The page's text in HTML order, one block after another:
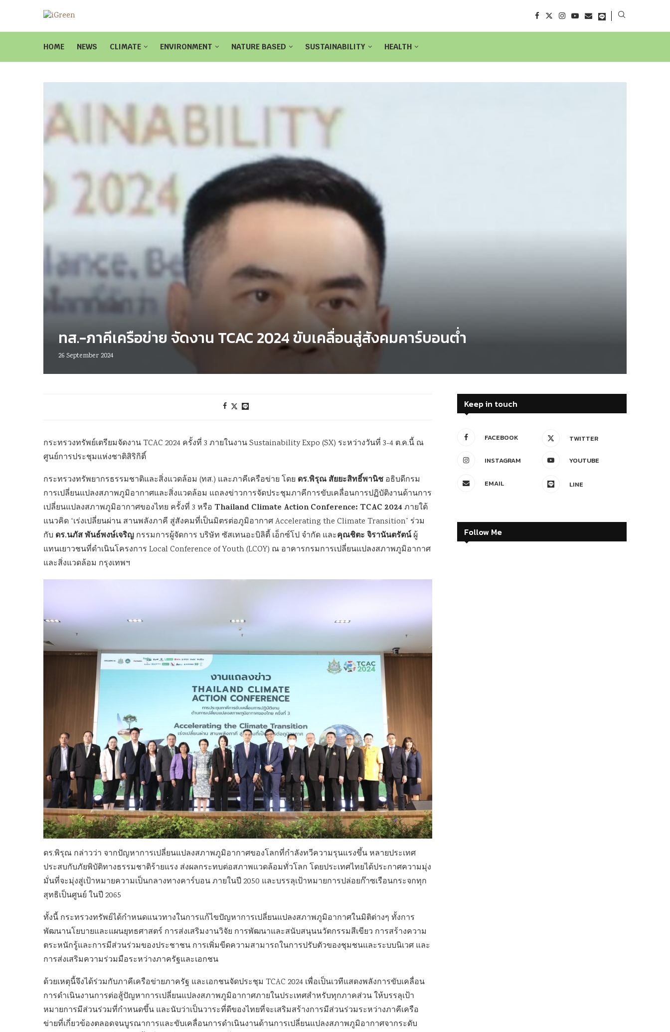
HOME NEWS CLIMATE ENVIRONMENT NATURE BASED SUSTAINABILITY HEALTH
ทส.-ภาคีเครือข่าย จัดงาน TCAC 2024 ขับเคลื่อนสู่สังคมคาร์บอนต่ำ
26 September 2024
กระทรวงทรัพย์เตรียมจัดงาน TCAC 2024 ครั้งที่ 3 ภายในงาน Sustainability Expo (SX) ระหว่างวันที่ 3-4 ต.ค.นี้ ณ
ศูนย์การประชุมแห่งชาติสิริกิติ์
กระทรวงทรัพยากรธรรมชาติและสิ่งแวดล้อม (ทส.) และภาคีเครือข่าย โดย ดร.พิรุณ สัยยะสิทธิ์พานิช อธิบดีกรม
การเปลี่ยนแปลงสภาพภูมิอากาศและสิ่งแวดล้อม แถลงข่าวการจัดประชุมภาคีการขับเคลื่อนการปฏิบัติงานด้านการ
เปลี่ยนแปลงสภาพภูมิอากาศของไทย ครั้งที่ 3 หรือ Thailand Climate Action Conference: TCAC 2024ภายใต้
แนวคิด “เร่งเปลี่ยนผ่าน สานพลังภาคี สู่สังคมที่เป็นมิตรต่อภูมิอากาศ Accelerating the Climate Transition” ร่วม
กับ ดร.นภัส พันธ์พงษ์เจริญ กรรมการผู้จัดการ บริษัท ซัสเทนอะบิลิตี้ เอ็กซ์โป จำกัด และคุณชิตะ จิรานันตรัตน์ผู้
แทนเยาวชนที่ดำเนินโครงการ Local Conference of Youth (LCOY) ณ อาคารกรมการเปลี่ยนแปลงสภาพภูมิอากาศ
และสิ่งแวดล้อม กรุงเทพฯ
ดร.พิรุณ กล่าวว่า จากปัญหาการเปลี่ยนแปลงสภาพภูมิอากาศของโลกที่กำลังทวีความรุนแรงขึ้น หลายประเทศ
ประสบกับภัยพิบัติทางธรรมชาติร้ายแรง ส่งผลกระทบต่อสภาพแวดล้อมทั่วโลก โดยประเทศไทยได้ประกาศความมุ่ง
มั่นที่จะมุ่งสู่เป้าหมายความเป็นกลางทางคาร์บอน ภายในปี 2050 และบรรลุเป้าหมายการปล่อยก๊าซเรือนกระจกทุก
สุทธิเป็นศูนย์ ในปี 2065
ทั้งนี้ กระทรวงทรัพย์ได้กำหนดแนวทางในการแก้ไขปัญหาการเปลี่ยนแปลงสภาพภูมิอากาศในมิติต่างๆ ทั้งการ
พัฒนานโยบายและแผนยุทธศาสตร์ การส่งเสริมงานวิจัย การพัฒนาและสนับสนุนนวัตกรรมสีเขียว การสร้างความ
ตระหนักรู้และการมีส่วนร่วมของประชาชน การเพิ่มขีดความสามารถในการปรับตัวของชุมชนและระบบนิเวศ และ
การส่งเสริมความร่วมมือระหว่างภาครัฐและเอกชน
ด้วยเหตุนี้จึงได้ร่วมกับภาคีเครือข่ายภาครัฐ และเอกชนจัดประชุม TCAC 2024 เพื่อเป็นเวทีแสดงพลังการขับเคลื่อน
การดำเนินงานการต่อสู้ปัญหาการเปลี่ยนแปลงสภาพภูมิอากาศภายในประเทศสำหรับทุกภาคส่วน ให้บรรลุเป้า
หมายการมีส่วนร่วมที่กำหนดขึ้น และนับว่าเป็นวาระที่ดีของไทยที่จะเสริมสร้างการมีส่วนร่วมระหว่างภาคีเครือ
ข่ายที่เกี่ยวข้องตลอดจนบูรณาการและขับเคลื่อนการดำเนินงานด้านการเปลี่ยนแปลงสภาพภูมิอากาศจากระดับ
Keep in touch
FACEBOOK TWITTER
INSTAGRAM YOUTUBE
EMAIL LINE
Follow Me